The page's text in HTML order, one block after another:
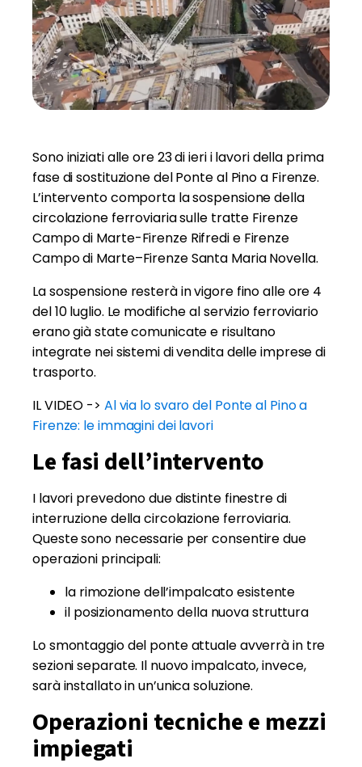
Sono iniziati alle ore 23 di ieri i lavori della prima
fase di sostituzione del Ponte al Pino a Firenze.
L’intervento comporta la sospensione della
circolazione ferroviaria sulle tratte Firenze
Campo di Marte-Firenze Rifredi e Firenze
Campo di Marte–Firenze Santa Maria Novella.
La sospensione resterà in vigore fino alle ore 4
del 10 luglio. Le modifiche al servizio ferroviario
erano già state comunicate e risultano
integrate nei sistemi di vendita delle imprese di
trasporto.
IL VIDEO -> Al via lo svaro del Ponte al Pino a
Firenze: le immagini dei lavori
Le fasi dell’intervento
I lavori prevedono due distinte finestre di
interruzione della circolazione ferroviaria.
Queste sono necessarie per consentire due
operazioni principali:
la rimozione dell’impalcato esistente
il posizionamento della nuova struttura
Lo smontaggio del ponte attuale avverrà in tre
sezioni separate. Il nuovo impalcato, invece,
sarà installato in un’unica soluzione.
Operazioni tecniche e mezzi
impiegati